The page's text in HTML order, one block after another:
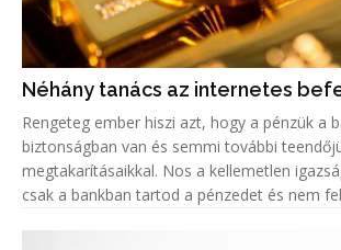
Néhány tanács az internetes
Rengeteg ember hiszi azt, hogy a pénzük a
biztonságban van és semmi további
megtakarításaikkal. Nos a kellemetlen
csak a bankban tartod a pénzedet és nem